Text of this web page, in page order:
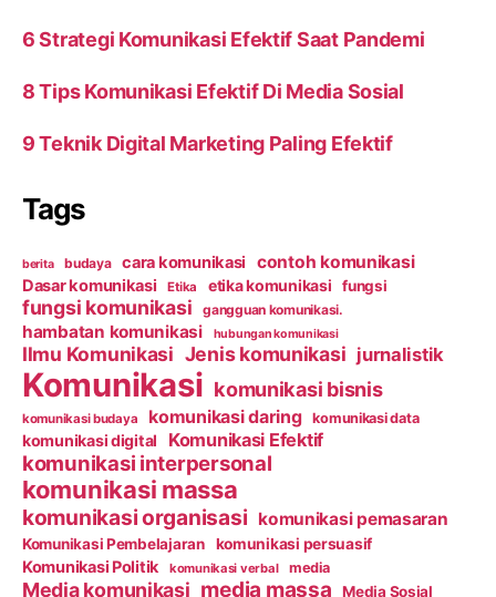
6 Strategi Komunikasi Efektif Saat Pandemi
8 Tips Komunikasi Efektif Di Media Sosial
9 Teknik Digital Marketing Paling Efektif
Tags
berita budaya cara komunikasi contoh komunikasi
Dasar komunikasi Etika etika komunikasi fungsi
fungsi komunikasi gangguan komunikasi.
hambatan komunikasi hubungan komunikasi
Ilmu Komunikasi Jenis komunikasi jurnalistik
Komunikasi komunikasi bisnis
komunikasi budaya komunikasi daring komunikasi data
komunikasi digital Komunikasi Efektif
komunikasi interpersonal
komunikasi massa
komunikasi organisasi komunikasi pemasaran
Komunikasi Pembelajaran komunikasi persuasif
Komunikasi Politik komunikasi verbal media
Media komunikasi media massa Media Sosial